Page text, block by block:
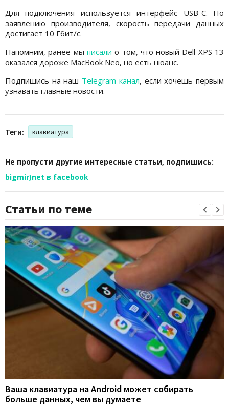
Для подключения используется интерфейс USB-C. По
заявлению производителя, скорость передачи данных
достигает 10 Гбит/с.
Напомним, ранее мы писали о том, что новый Dell XPS 13
оказался дороже MacBook Neo, но есть нюанс.
Подпишись на наш Telegram-канал, если хочешь первым
узнавать главные новости.
Теги: клавиатура
Не пропусти другие интересные статьи, подпишись:
bigmir)net в facebook
Статьи по теме
Ваша клавиатура на Android может собирать
больше данных, чем вы думаете